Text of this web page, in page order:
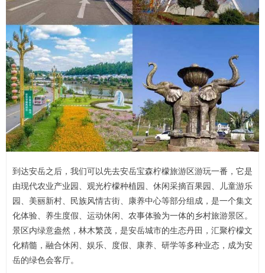
到达安岳之后，我们可以先去安岳宝森柠檬旅游区游玩一番，它是
由现代农业产业园、观光柠檬种植园、休闲采摘百果园、儿童游乐
园、美丽新村、民族风情古街、康养中心等部分组成，是一个集文
化体验、养生度假、运动休闲、农事体验为一体的乡村旅游景区。
景区内绿意盎然，林木繁茂，是安岳城市的生态丹田，汇聚柠檬文
化精髓，融合休闲、娱乐、度假、康养、研学等多种业态，成为安
岳的绿色会客厅。